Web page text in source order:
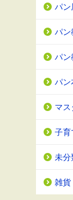
パン
パン
パ
パン
マ
子育
未分
雑貨